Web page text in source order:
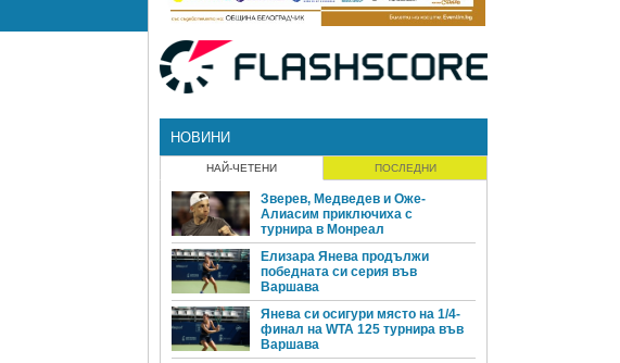
НОВИНИ
НАЙ-ЧЕТЕНИ ПОСЛЕДНИ
Зверев, Медведев и Оже-
Алиасим приключиха с
турнира в Монреал
Елизара Янева продължи
победната си серия във
Варшава
Янева си осигури място на 1/4-
финал на WTA 125 турнира във
Варшава